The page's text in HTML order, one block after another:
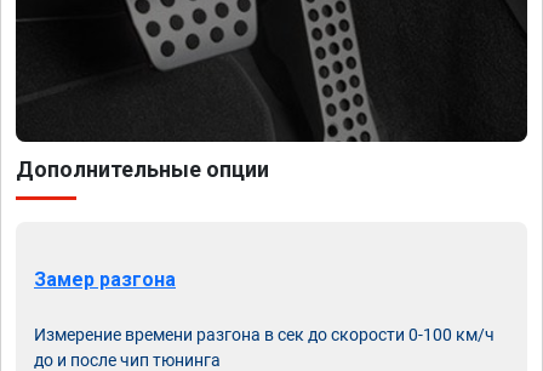
Дополнительные опции
Замер разгона
Измерение времени разгона в сек до скорости 0-100 км/ч
до и после чип тюнинга